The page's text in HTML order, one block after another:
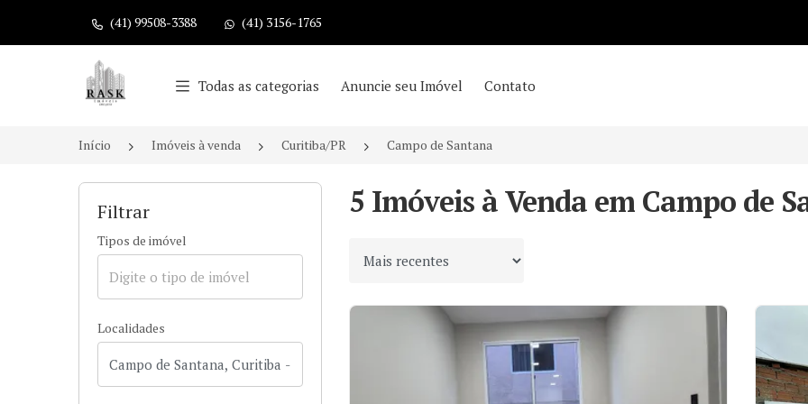
(41) 99508-3388 (41) 3156-1765
Página inicial
Todas as categorias Anuncie seu Imóvel Contato
Início Imóveis à venda Curitiba/PR Campo de Santana
Filtrar
Tipos de imóvel
Localidades
5 Imóveis à Venda em Campo de
Ordenar por